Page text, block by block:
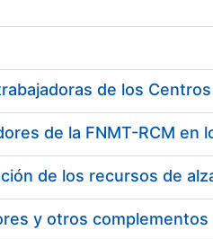
y otros complementos